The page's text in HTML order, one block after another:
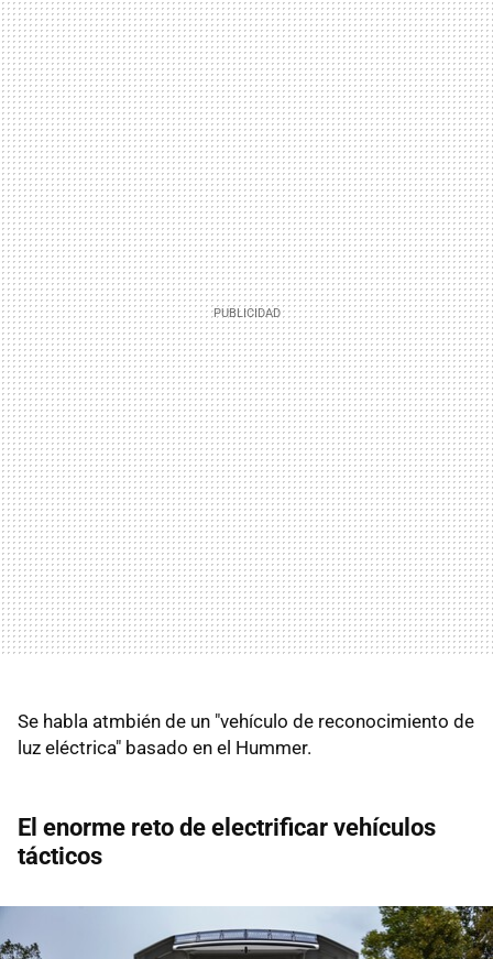
Se habla atmbién de un "vehículo de reconocimiento de
luz eléctrica" basado en el Hummer.
El enorme reto de electrificar vehículos
tácticos